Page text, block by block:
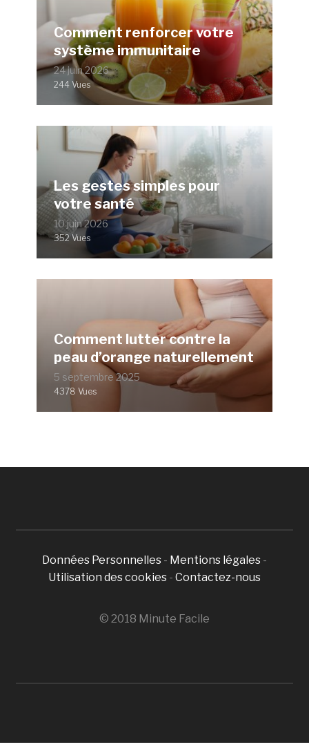
Comment renforcer votre
système immunitaire
24 juin 2026
244 Vues
Les gestes simples pour
votre santé
10 juin 2026
352 Vues
Comment lutter contre la
peau d’orange naturellement
5 septembre 2025
4378 Vues
Données Personnelles - Mentions légales -
Utilisation des cookies - Contactez-nous
© 2018 Minute Facile